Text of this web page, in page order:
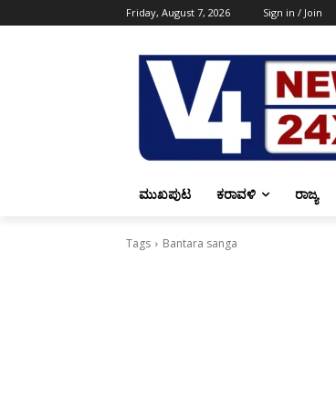
Friday, August 7, 2026 Sign in / Join
ಮುಖಪುಟ ಕರಾವಳಿ ರಾಜ್ಯ
Tags Bantara sanga